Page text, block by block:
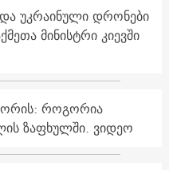
და უკრაინული დრონები
მინისტრი კიევში
როგორია
ზაფხულში. ვიდეო